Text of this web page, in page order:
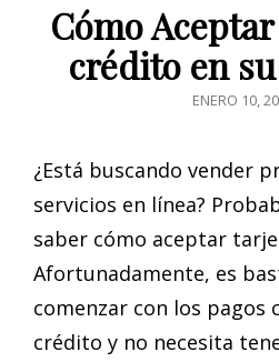
Cómo
crédito en
POSTED
ENERO 10,
¿Está buscando vender
servicios en línea?
saber cómo aceptar
Afortunadamente, es
comenzar con los pagos
crédito y no necesita